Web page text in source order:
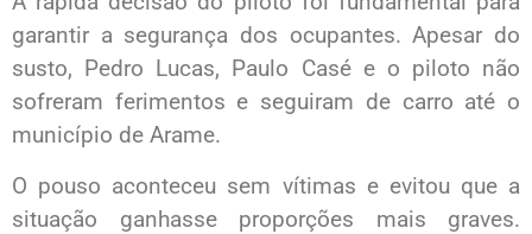
garantir a segurança dos ocupantes. Apesar do
susto, Pedro Lucas, Paulo Casé e o piloto não
sofreram ferimentos e seguiram de carro até o
município de Arame.
O pouso aconteceu sem vítimas e evitou que a
situação ganhasse proporções mais graves.